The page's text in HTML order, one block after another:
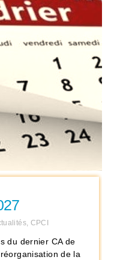
, CPCI
du dernier CA de
réorganisation de la